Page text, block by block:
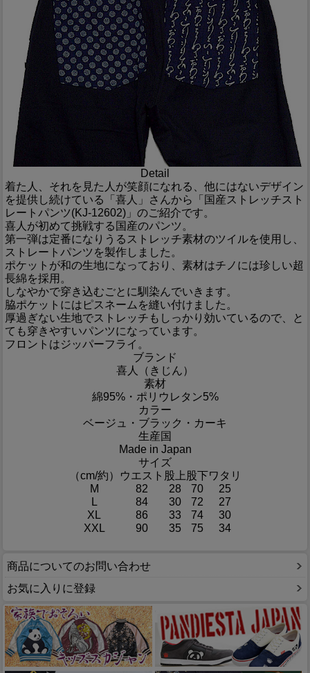
Detail
着た人、それを見た人が笑顔になれる、他にはないデザイン
を提供し続けている「喜人」さんから「国産ストレッチスト
レートパンツ(KJ-12602)」のご紹介です。
喜人が初めて挑戦する国産のパンツ。
第一弾は定番になりうるストレッチ素材のツイルを使用し、
ストレートパンツを製作しました。
ポケットが和の生地になっており、素材はチノには珍しい超
長綿を採用。
しなやかで穿き込むごとに馴染んでいきます。
脇ポケットにはピスネームを縫い付けました。
厚過ぎない生地でストレッチもしっかり効いているので、と
ても穿きやすいパンツになっています。
フロントはジッパーフライ。
ブランド
喜人（きじん）
素材
綿95%・ポリウレタン5%
カラー
ベージュ・ブラック・カーキ
生産国
Made in Japan
サイズ
（cm/約）
ウエスト 股上股下 ワタリ
M
82 28 70
25
L
84 30 72
27
XL
86 33 74
30
XXL
90 35 75 34
商品についてのお問い合わせ
お気に入りに登録